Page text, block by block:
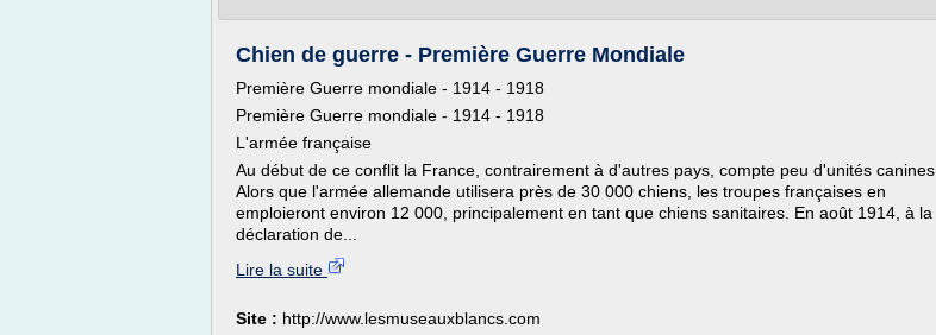
Chien de guerre - Première Guerre Mondiale
Première Guerre mondiale - 1914 - 1918
Première Guerre mondiale - 1914 - 1918
L'armée française
Au début de ce conflit la France, contrairement à d'autres pays, compte peu d'unités canines.
Alors que l'armée allemande utilisera près de 30 000 chiens, les troupes françaises en
emploieront environ 12 000, principalement en tant que chiens sanitaires. En août 1914, à la
déclaration de...
Lire la suite
Site : http://www.lesmuseauxblancs.com